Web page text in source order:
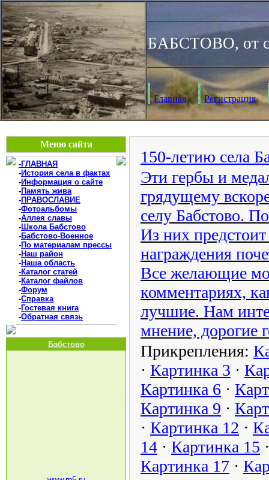
БАБСТОВО, от
Главная Регистрация
Меню сайта
-ГЛАВНАЯ
-История села в фактах
-Информация о сайте
-Память жива
-ПРАВОСЛАВИЕ
-Фотоальбомы
-Аллея славы
-Школа Бабстово
-Бабстово-Военное
-По материалам прессы
-Наш район
-Наша область
-Каталог статей
-Каталог файлов
-Форум
-Справка
-Гостевая книга
-Обратная связь
Бабстово
150-летию села
Эти гербы и
грядущему
селу Бабстово.
Из них
награждения
Все желающие
комментариях,
лучшие. Нам
мнение, дорогие
Прикрепления:
· Картинка 3 ·
Картинка 6 ·
Картинка 9 ·
· Картинка 12 ·
14 · Картинка 15
Картинка 17 ·